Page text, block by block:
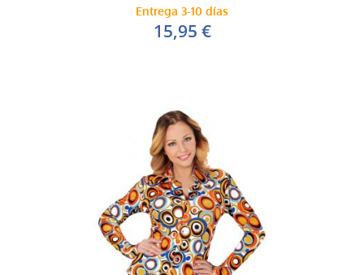
Entrega 3-10 días
15,95 €